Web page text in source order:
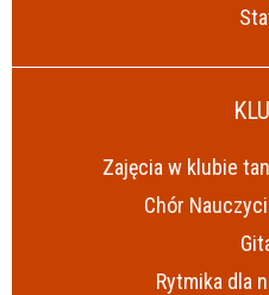
Zajęcia w klubie
Chór
Rytmika dla